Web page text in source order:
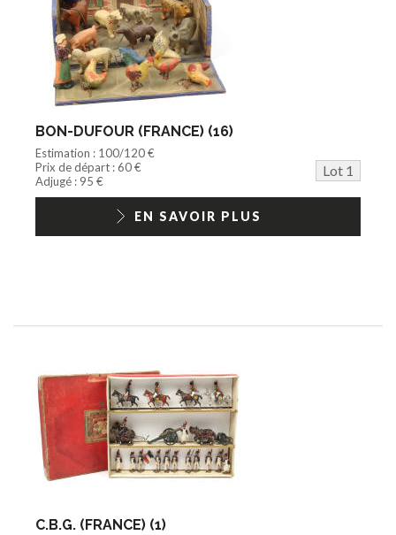
Action Figure
Peluche
Disque
Agricole
Documentation
Train HO
Playmobil/Lego
Barbie/Big Jim
Jouets Fast Food
Trading cards
1/18ème moderne
BON-DUFOUR (FRANCE) (16)
Estimation : 100/120 €
Prix de départ : 60 €
Lot 1
Adjugé : 95 €
EN SAVOIR PLUS
C.B.G. (FRANCE) (1)